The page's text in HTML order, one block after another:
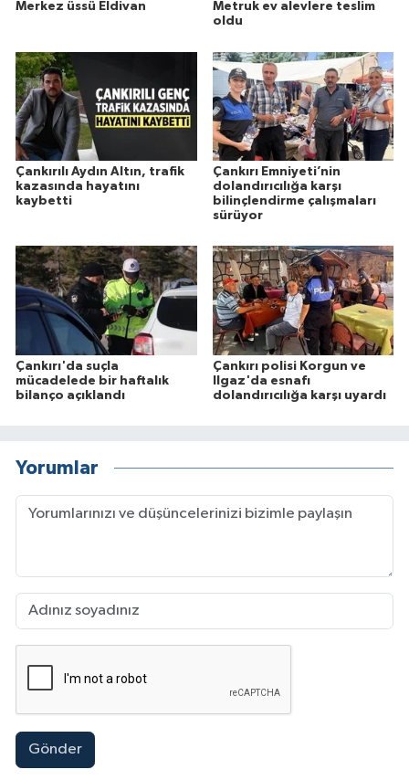
Merkez üssü Eldivan
Metruk ev alevlere teslim
oldu
Çankırılı Aydın Altın, trafik
kazasında hayatını
kaybetti
Çankırı Emniyeti’nin
dolandırıcılığa karşı
bilinçlendirme çalışmaları
sürüyor
Çankırı'da suçla
mücadelede bir haftalık
bilanço açıklandı
Çankırı polisi Korgun ve
Ilgaz'da esnafı
dolandırıcılığa karşı uyardı
Yorumlar
Gönder